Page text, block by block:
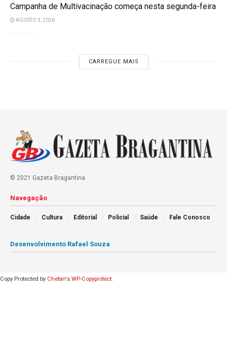
Campanha de Multivacinação começa nesta segunda-feira
AGOSTO 3, 2026
CARREGUE MAIS
© 2021 Gazeta Bragantina
Navegação
Cidade Cultura Editorial Policial Saúde Fale Conosco
Desenvolvimento Rafael Souza
Copy Protected by Chetan's WP-Copyprotect.